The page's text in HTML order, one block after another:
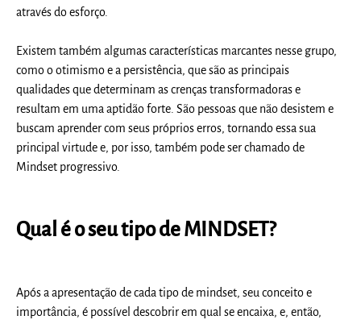
através do esforço.
Existem também algumas características marcantes nesse grupo,
como o otimismo e a persistência, que são as principais
qualidades que determinam as crenças transformadoras e
resultam em uma aptidão forte. São pessoas que não desistem e
buscam aprender com seus próprios erros, tornando essa sua
principal virtude e, por isso, também pode ser chamado de
Mindset progressivo.
Qual é o seu tipo de MINDSET?
Após a apresentação de cada tipo de mindset, seu conceito e
importância, é possível descobrir em qual se encaixa, e, então,